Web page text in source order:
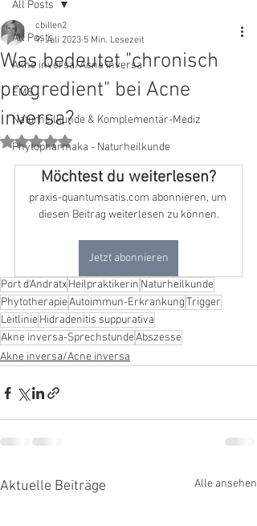
All Posts
Akne inversa/Acne inversa
EMS
Naturheilkunde & Komplementär-Mediz
Phytopharmaka - Naturheilkunde
All Posts
Was bedeutet "chronisch
progredient" bei Acne
inversa?
cbillen2
9. Juli 2023 5 Min. Lesezeit
Mit NaN von 5 Sternen bewertet.
Möchtest du weiterlesen?
praxis-quantumsatis.com abonnieren, um
diesen Beitrag weiterlesen zu können.
Jetzt abonnieren
Port d'AndratxHeilpraktikerin Naturheilkunde
PhytotherapieAutoimmun-ErkrankungTrigger
LeitlinieHidradenitis suppurativa
Akne inversa-SprechstundeAbszesse
Akne inversa/Acne inversa
Aktuelle Beiträge Alle ansehen